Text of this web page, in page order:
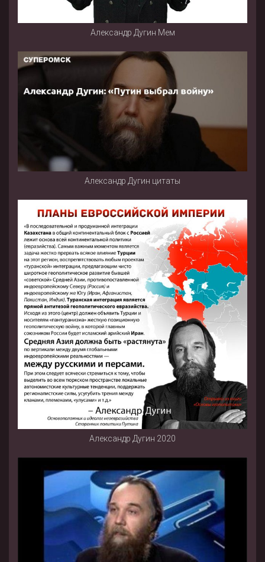
Александр Дугин Мем
Александр Дугин цитаты
Александр Дугин 2020